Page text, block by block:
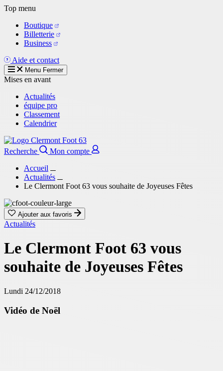
Aller
contenu
principal
Top menu
Boutique
Billetterie
Business
Aide et contact
Menu Fermer
Mises en avant
Actualités
équipe pro
Classement
Calendrier
Recherche
Mon compte
Accueil
Actualités
Le Clermont Foot 63 vous souhaite de Joyeuses Fêtes
Ajouter aux favoris
Actualités
Le Clermont Foot 63 vous
souhaite de Joyeuses Fêtes
Lundi 24/12/2018
Vidéo de Noël